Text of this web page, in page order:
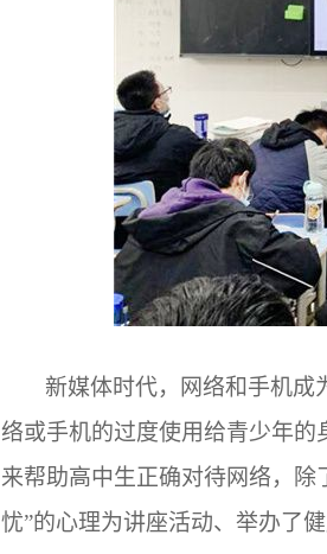
新媒体时代，网络和手机成
络或手机的过度使用给青少年
来帮助高中生正确对待网络，
忧”的心理为讲座活动、举办了